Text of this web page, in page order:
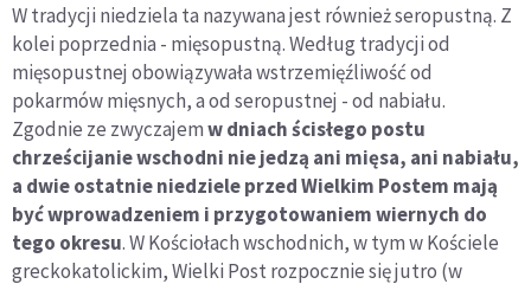
W tradycji niedziela ta nazywana jest również seropustną. Z
kolei poprzednia - mięsopustną. Według tradycji od
mięsopustnej obowiązywała wstrzemięźliwość od
pokarmów mięsnych, a od seropustnej - od nabiału.
Zgodnie ze zwyczajemw dniach ścisłego postu
chrześcijanie wschodni nie jedzą ani mięsa, ani nabiału,
a dwie ostatnie niedziele przed Wielkim Postem mają
być wprowadzeniem i przygotowaniem wiernych do
tego okresu. W Kościołach wschodnich, w tym w Kościele
greckokatolickim, Wielki Post rozpocznie się jutro (w